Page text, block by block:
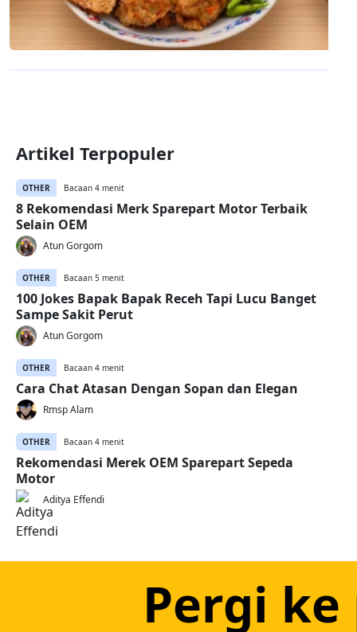
Artikel Terpopuler
OTHER Bacaan 4 menit
8 Rekomendasi Merk Sparepart Motor Terbaik
Selain OEM
Atun Gorgom
OTHER Bacaan 5 menit
100 Jokes Bapak Bapak Receh Tapi Lucu Banget
Sampe Sakit Perut
Atun Gorgom
OTHER Bacaan 4 menit
Cara Chat Atasan Dengan Sopan dan Elegan
Rmsp Alam
OTHER Bacaan 4 menit
Rekomendasi Merek OEM Sparepart Sepeda
Motor
Aditya Effendi
Pergi